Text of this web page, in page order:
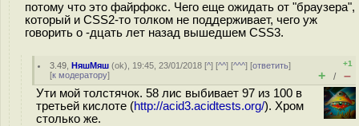
потому что это файрфокс. Чего еще ожидать от "браузера",
который и CSS2-то толком не поддерживает, чего уж
говорить о -дцать лет назад вышедшем CSS3.
3.49 ,НяшМяш (ok), 19:45, 23/01/2018 [^] [^^] [^^^] [ответить]
[к модератору]
+1
+ / –
Ути мой толстячок. 58 лис выбивает 97 из 100 в
третьей кислоте (http://acid3.acidtests.org/). Хром
столько же.